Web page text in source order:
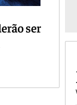
ser